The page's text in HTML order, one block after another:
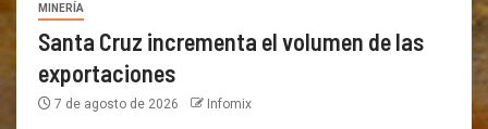
MINERÍA
Santa Cruz incrementa el volumen de las
exportaciones
7 de agosto de 2026 Infomix